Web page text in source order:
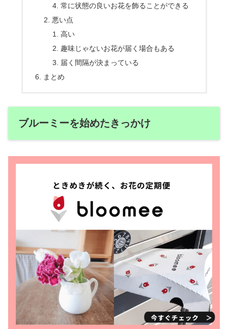
常に状態の良いお花を飾ることができる
悪い点
高い
趣味じゃないお花が届く場合もある
届く間隔が決まっている
まとめ
ブルーミーを始めたきっかけ